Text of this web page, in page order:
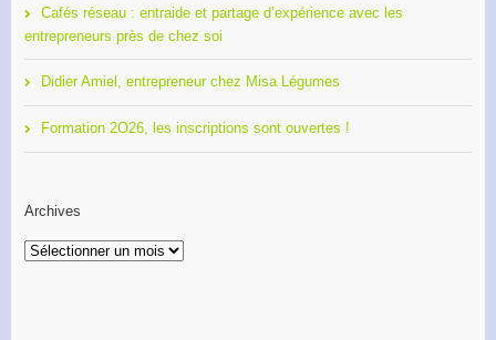
Cafés réseau : entraide et partage d’expérience avec les
entrepreneurs près de chez soi
Didier Amiel, entrepreneur chez Misa Légumes
Formation 2O26, les inscriptions sont ouvertes !
Archives
Archives